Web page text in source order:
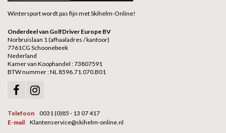
Wintersport wordt pas fijn met Skihelm-Online!
Onderdeel van GolfDriver Europe BV
Norbruislaan 1 (afhaaladres / kantoor)
7761CG Schoonebeek
Nederland
Kamer van Koophandel : 73807591
BTW nummer : NL 8596.71.070.B01
Telefoon
0031 (0)85 - 13 07 417
E-mail
Klantenservice@skihelm-online.nl